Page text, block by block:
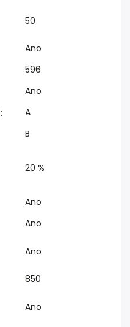
50
Ano
596
Ano
:
A
B
20 %
Ano
Ano
Ano
850
Ano